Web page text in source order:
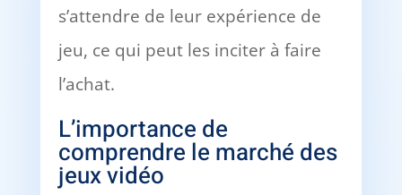
s’attendre de leur expérience de
jeu, ce qui peut les inciter à faire
l’achat.
L’importance de
comprendre le marché des
jeux vidéo